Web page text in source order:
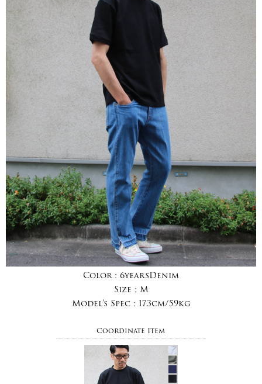
Color : 6yearsDenim
Size : M
Model's Spec : 173cm/59kg
Coordinate Item